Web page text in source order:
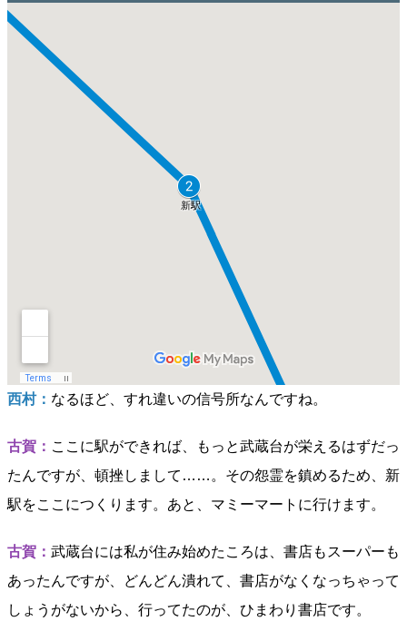
西村： なるほど、すれ違いの信号所なんですね。
古賀： ここに駅ができれば、もっと武蔵台が栄えるはずだっ
たんですが、頓挫しまして……。その怨霊を鎮めるため、新
駅をここにつくります。あと、マミーマートに行けます。
古賀： 武蔵台には私が住み始めたころは、書店もスーパーも
あったんですが、どんどん潰れて、書店がなくなっちゃって
しょうがないから、行ってたのが、ひまわり書店です。